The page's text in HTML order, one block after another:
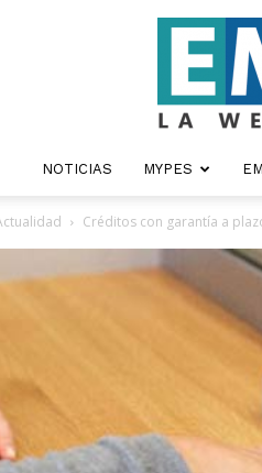
NOTICIAS MYPES
Créditos con garantía a